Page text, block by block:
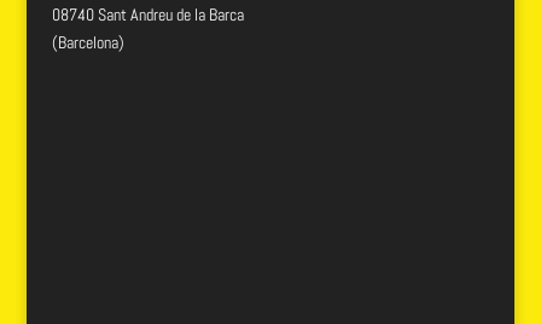
08740 Sant Andreu de la Barca
(Barcelona)